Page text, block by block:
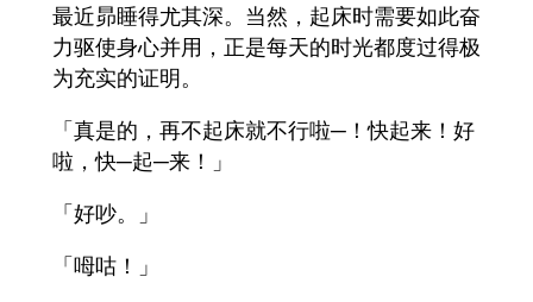
最近昴睡得尤其深。当然，起床时需要如此奋
力驱使身心并用，正是每天的时光都度过得极
为充实的证明。
「真是的，再不起床就不行啦─！快起来！好
啦，快─起─来！」
「好吵。」
「呣咕！」